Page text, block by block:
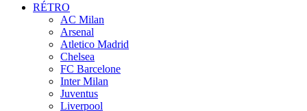
RÉTRO
AC Milan
Arsenal
Atletico Madrid
Chelsea
FC Barcelone
Inter Milan
Juventus
Liverpool